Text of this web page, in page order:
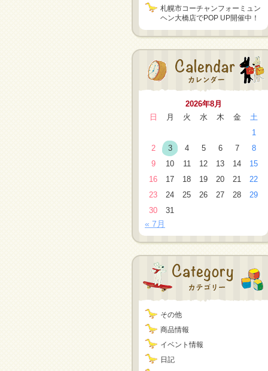
札幌市コーチャンフォーミュン
ヘン大橋店でPOP UP開催中！
2026年8月
日
月 火 水 木 金
土
1
2
3 4 5 6 7
8
9
10 11 12 13 14
15
16
17 18 19 20 21
22
23
24 25 26 27 28
29
30
31
« 7月
その他
商品情報
イベント情報
日記